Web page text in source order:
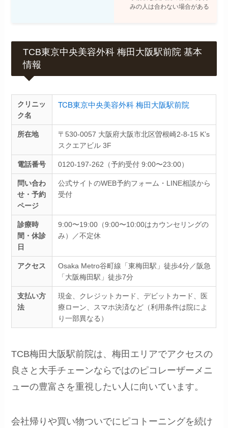
みの人は合わない場合がある
TCB東京中央美容外科 梅田大阪駅前院 基本
情報
クリニッ
ク名
TCB東京中央美容外科 梅田大阪駅前院
所在地
〒530-0057 大阪府大阪市北区曽根崎2-8-15 K’s
スクエアビル 3F
電話番号 0120-197-262（予約受付 9:00〜23:00）
問い合わ
せ・予約
ページ
公式サイトのWEB予約フォーム・LINE相談から
受付
診療時
間・休診
日
9:00〜19:00（9:00〜10:00はカウンセリングの
み）／不定休
アクセス
Osaka Metro谷町線「東梅田駅」徒歩4分／阪急
「大阪梅田駅」徒歩7分
支払い方
法
現金、クレジットカード、デビットカード、医
療ローン、スマホ決済など（利用条件は院によ
り一部異なる）
TCB梅田大阪駅前院は、梅田エリアでアクセスの
良さと大手チェーンならではのピコレーザーメニ
ューの豊富さを重視したい人に向いています。
会社帰りや買い物ついでにピコトーニングを続け